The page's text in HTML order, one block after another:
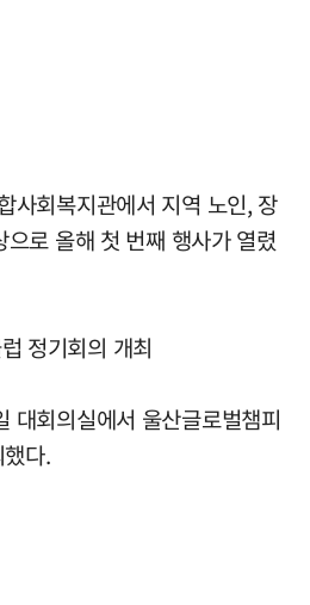
사회복지관에서 지역 노인, 장
로 올해 첫 번째 행사가 열렸
정기회의 개최
대회의실에서 울산글로벌챔피
다.